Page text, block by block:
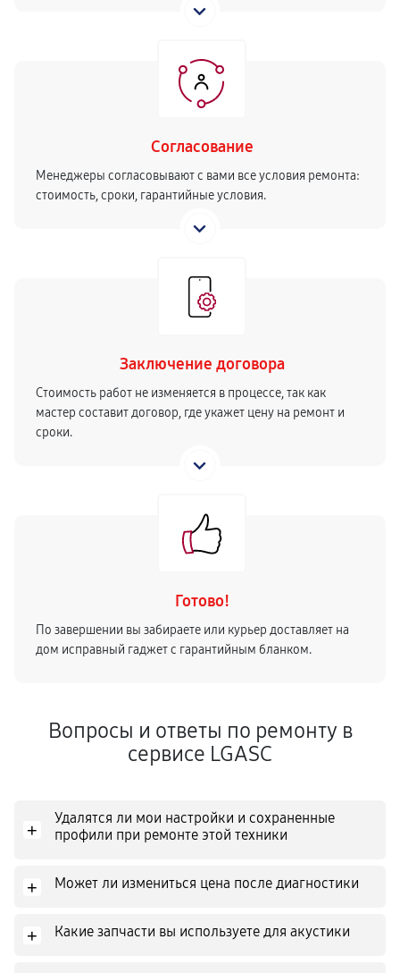
Согласование
Менеджеры согласовывают с вами все условия ремонта:
стоимость, сроки, гарантийные условия.
Заключение договора
Стоимость работ не изменяется в процессе, так как
мастер составит договор, где укажет цену на ремонт и
сроки.
Готово!
По завершении вы забираете или курьер доставляет на
дом исправный гаджет с гарантийным бланком.
Вопросы и ответы по ремонту в
сервисе LGASC
+
Удалятся ли мои настройки и сохраненные
профили при ремонте этой техники
+ Может ли измениться цена после диагностики
+ Какие запчасти вы используете для акустики